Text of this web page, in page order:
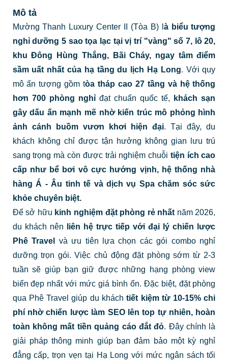
Mô tả
Mường Thanh Luxury Center II (Tòa B) l à biểu tượng
nghỉ dưỡng 5 sao tọa lạc tại vị trí "vàng" số 7, lô 20,
khu Đông Hùng Thắng, Bãi Cháy, ngay tâm điểm
sầm uất nhất của hạ tầng du lịch Hạ Long. Với quy
mô ấn tượng gồm tòa tháp cao 27 tầng và hệ thống
hơn 700 phòng nghỉ đạt chuẩn quốc tế,
khách sạn
gây dấu ấn mạnh mẽ nhờ kiến trúc mô phỏng hình
ảnh cánh buồm vươn khơi hiện đại. Tại đây, du
khách không chỉ được tận hưởng không gian lưu trú
sang trọng mà còn được trải nghiệm chuỗi tiện ích cao
cấp như bể bơi vô cực hướng vịnh, hệ thống nhà
hàng Á - Âu tinh tế và dịch vụ Spa chăm sóc sức
khỏe chuyên biệt.
Để sở hữu kinh nghiệm đặt phòng rẻ nhất năm 2026,
du khách nên liên hệ trực tiếp với đại lý chiến lược
Phê Travel
và ưu tiên lựa chọn các gói combo nghỉ
dưỡng trọn gói. Việc chủ động đặt phòng sớm từ 2-3
tuần sẽ giúp bạn giữ được những hạng phòng view
biển đẹp nhất với mức giá bình ổn. Đặc biệt, đặt phòng
qua Phê Travel giúp du kháchtiết kiệm từ 10-15% chi
phí nhờ chiến lược làm SEO lên top tự nhiên, hoàn
toàn không mất tiền quảng cáo đắt đỏ. Đây chính là
giải pháp thông minh giúp bạn đảm bảo một kỳ nghỉ
đẳng cấp, trọn vẹn tại Hạ Long với mức ngân sách tối